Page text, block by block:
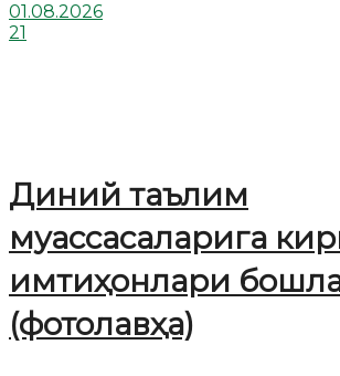
01.08.2026
21
Диний таълим
муассасаларига
имтиҳонлари
(фотолавҳа)